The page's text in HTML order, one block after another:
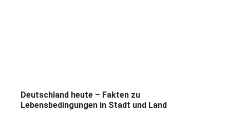
Deutschland heute – Fakten zu
Lebensbedingungen in Stadt und Land